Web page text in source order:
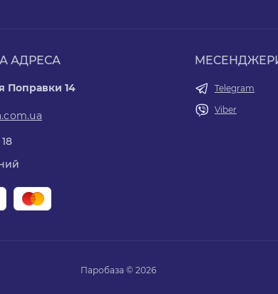
АДРЕСА
Поправки 14
Telegram
Viber
Паробаза © 2026